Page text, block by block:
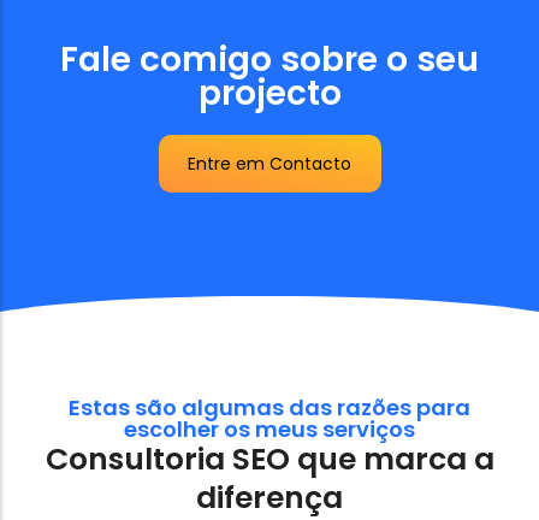
Fale comigo sobre o seu
projecto
Entre em Contacto
Estas são algumas das razões para
escolher os meus serviços
Consultoria SEO que marca a
diferença